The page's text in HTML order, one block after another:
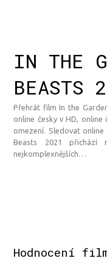
IN THE
BEASTS
Přehrát film In the
online česky v HD,
omezení. Sledovat
Beasts 2021
nejkomplexnějších
Hodnocení